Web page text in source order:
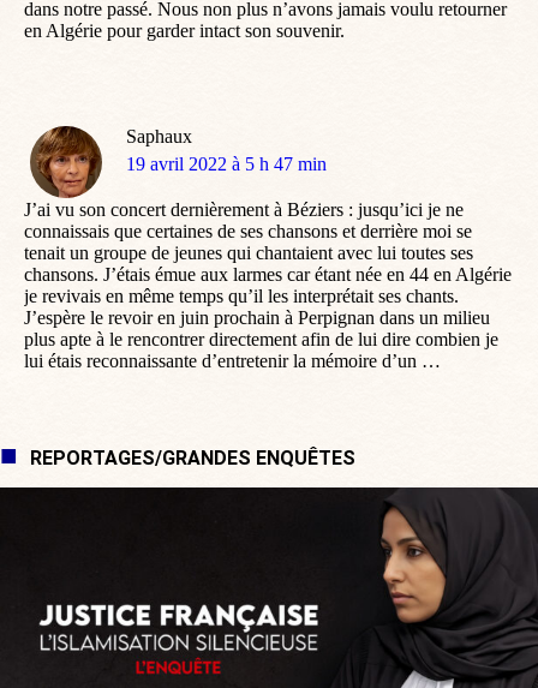
dans notre passé. Nous non plus n’avons jamais voulu retourner
en Algérie pour garder intact son souvenir.
Saphaux
dit
19 avril 2022 à 5 h 47 min
J’ai vu son concert dernièrement à Béziers : jusqu’ici je ne
connaissais que certaines de ses chansons et derrière moi se
tenait un groupe de jeunes qui chantaient avec lui toutes ses
chansons. J’étais émue aux larmes car étant née en 44 en Algérie
je revivais en même temps qu’il les interprétait ses chants.
J’espère le revoir en juin prochain à Perpignan dans un milieu
plus apte à le rencontrer directement afin de lui dire combien je
lui étais reconnaissante d’entretenir la mémoire d’un …
REPORTAGES/GRANDES ENQUÊTES